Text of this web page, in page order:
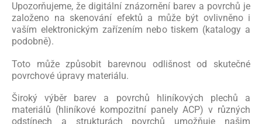
Upozorňujeme, že digitální znázornění barev a povrchů je
založeno na skenování efektů a může být ovlivněno i
vaším elektronickým zařízením nebo tiskem (katalogy a
podobně).
Toto může způsobit barevnou odlišnost od skutečné
povrchové úpravy materiálu.
Široký výběr barev a povrchů hliníkových plechů a
materiálů (hliníkové kompozitní panely ACP) v různých
odstínech a strukturách povrchů umožňuje našim